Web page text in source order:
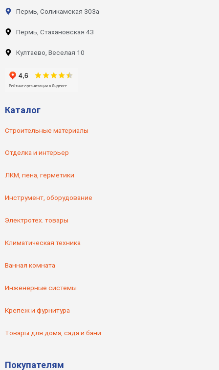
Пермь, Соликамская 303а
Пермь, Стахановская 43
Култаево, Веселая 10
Каталог
Строительные материалы
Отделка и интерьер
ЛКМ, пена, герметики
Инструмент, оборудование
Электротех. товары
Климатическая техника
Ванная комната
Инженерные системы
Крепеж и фурнитура
Товары для дома, сада и бани
Покупателям